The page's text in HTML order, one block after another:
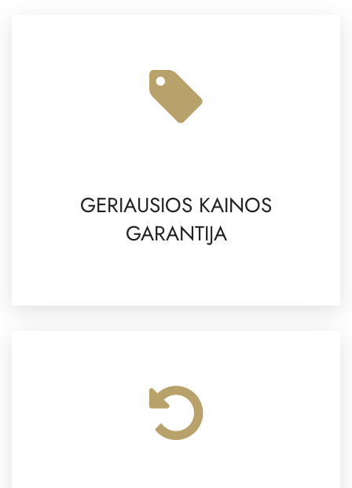
GERIAUSIOS KAINOS
GARANTIJA